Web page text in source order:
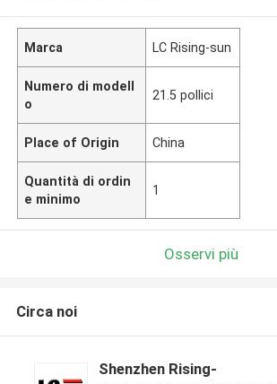
Marca LC Rising-sun
Numero di modell
o
21.5 pollici
Place of Origin China
Quantità di ordin
e minimo
1
Osservi più
Circa noi
Shenzhen Rising-